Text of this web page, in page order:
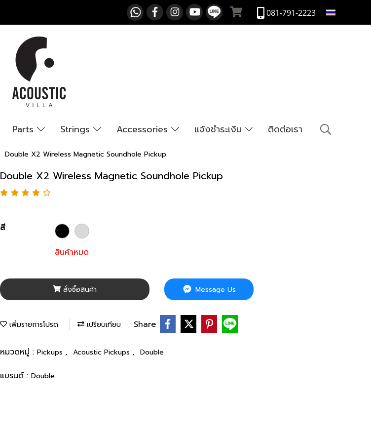
081-791-2223 TH
Parts Strings Accessories แจ้งชำระเงิน ติดต่อเรา
Double X2 Wireless Magnetic Soundhole Pickup
Double X2 Wireless Magnetic Soundhole Pickup
สี
สินค้าหมด
สั่งซื้อสินค้า Message Us
เพิ่มรายการโปรด เปรียบเทียบ Share
หมวดหมู่ : Pickups , Acoustic Pickups , Double
แบรนด์ : Double